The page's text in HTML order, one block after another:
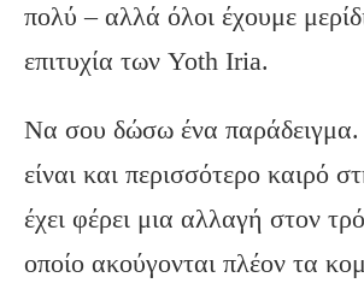
πολύ – αλλά όλοι έχουμε
επιτυχία των Yoth Iria.
Να σου δώσω ένα
είναι και περισσότερο καιρό
έχει φέρει μια αλλαγή στον
οποίο ακούγονται πλέον τα